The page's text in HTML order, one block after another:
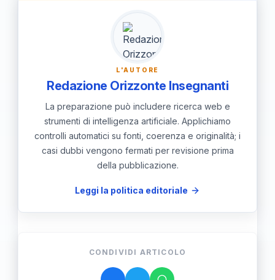
L'AUTORE
Redazione Orizzonte Insegnanti
La preparazione può includere ricerca web e
strumenti di intelligenza artificiale. Applichiamo
controlli automatici su fonti, coerenza e originalità; i
casi dubbi vengono fermati per revisione prima
della pubblicazione.
Leggi la politica editoriale
CONDIVIDI ARTICOLO